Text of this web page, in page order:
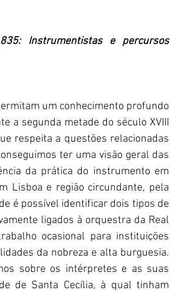
Instrumentistas e percursos
um conhecimento profundo
a segunda metade do século XVIII
respeita a questões relacionadas
ter uma visão geral das
da prática do instrumento em
Lisboa e região circundante, pela
é possível identificar dois tipos de
ligados à orquestra da Real
ocasional para instituições
da nobreza e alta burguesia.
sobre os intérpretes e as suas
de Santa Cecília, à qual tinham